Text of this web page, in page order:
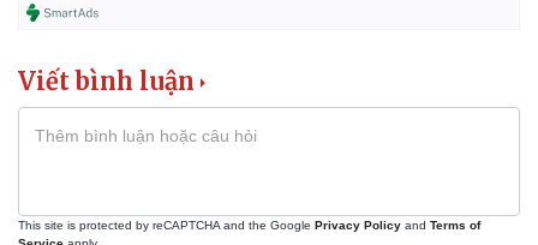
Viết bình luận
This site is protected by reCAPTCHA and the Google Privacy Policy and Terms of